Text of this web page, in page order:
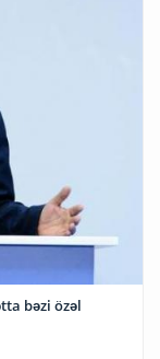
bəzi özəl